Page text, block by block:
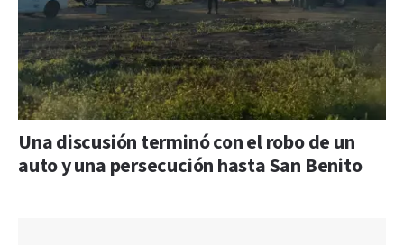
Una discusión terminó con el robo de un
auto y una persecución hasta San Benito